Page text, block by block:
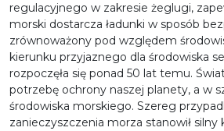
regulacyjnego w zakresie żeglugi,
morski dostarcza ładunki w sposób
zrównoważony pod względem
kierunku przyjaznego dla środowiska
rozpoczęła się ponad 50 lat temu.
potrzebę ochrony naszej planety, a w
środowiska morskiego. Szereg
zanieczyszczenia morza stanowił silny